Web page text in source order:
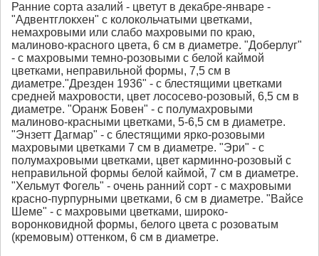
Ранние сорта азалий - цветут в декабре-январе -
"Адвентглокхен" с колокольчатыми цветками,
немахровыми или слабо махровыми по краю,
малиново-красного цвета, 6 см в диаметре. "Доберлуг"
- с махровыми темно-розовыми с белой каймой
цветками, неправильной формы, 7,5 см в
диаметре."Дрезден 1936" - с блестящими цветками
средней махровости, цвет лососево-розовый, 6,5 см в
диаметре. "Оранж Бовен" - с полумахровыми
малиново-красными цветками, 5-6,5 см в диаметре.
"Энзетт Дагмар" - с блестящими ярко-розовыми
махровыми цветками 7 см в диаметре. "Эри" - с
полумахровыми цветками, цвет карминно-розовый с
неправильной формы белой каймой, 7 см в диаметре.
"Хельмут Фогель" - очень ранний сорт - с махровыми
красно-пурпурными цветками, 6 см в диаметре. "Вайсе
Шеме" - с махровыми цветками, широко-
воронковидной формы, белого цвета с розоватым
(кремовым) оттенком, 6 см в диаметре.